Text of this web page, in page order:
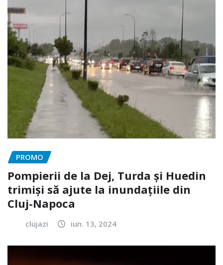
PROMO
Pompierii de la Dej, Turda și Huedin
trimiși să ajute la inundațiile din
Cluj-Napoca
clujazi iun. 13, 2024